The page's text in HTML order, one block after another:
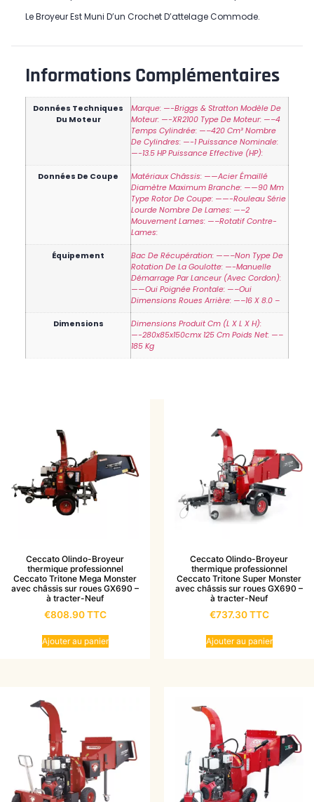
Le Broyeur Est Muni D’un Crochet D’attelage Commode.
Informations Complémentaires
Données Techniques
Du Moteur
Marque: —-Briggs & Stratton Modèle De
Moteur: —-XR2100 Type De Moteur: —–4
Temps Cylindrée: —–420 Cm³ Nombre
De Cylindres: —-1 Puissance Nominale:
—-13.5 HP Puissance Effective (HP):
Données De Coupe
Matériaux Châssis: ——Acier Émaillé
Diamètre Maximum Branche: ——90 Mm
Type Rotor De Coupe: ——-Rouleau Série
Lourde Nombre De Lames: —–2
Mouvement Lames: —–Rotatif Contre-
Lames:
Équipement
Bac De Récupération: ——–non Type De
Rotation De La Goulotte: —-Manuelle
Démarrage Par Lanceur (avec Cordon):
——Oui Poignée Frontale: —–Oui
Dimensions Roues Arrière: —–16 X 8.0 –
Dimensions
Dimensions Produit Cm (L X L X H):
—-280x85x150cmx 125 Cm Poids Net: —–
185 Kg
Ceccato Olindo-Broyeur
thermique professionnel
Ceccato Tritone Mega Monster
avec châssis sur roues GX690 –
à tracter-Neuf
€808.90TTC
Ajouter au panier
Ceccato Olindo-Broyeur
thermique professionnel
Ceccato Tritone Super Monster
avec châssis sur roues GX690 –
à tracter-Neuf
€737.30TTC
Ajouter au panier